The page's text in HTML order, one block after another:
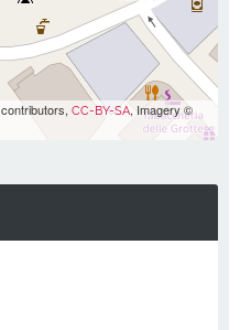
contributors, CC-BY-SA, Imagery ©